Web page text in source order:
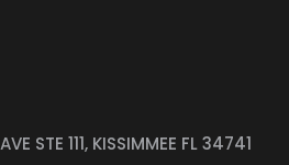
STE 111, KISSIMMEE FL 34741